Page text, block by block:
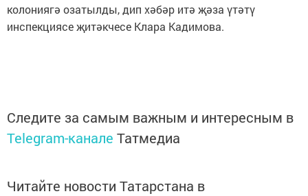
колониягә озатылды, дип хәбәр итә җәза үтәтү
инспекциясе җитәкчесе Клара Кадимова.
Следите за самым важным и интересным в
Telegram-канале Татмедиа
Читайте новости Татарстана в